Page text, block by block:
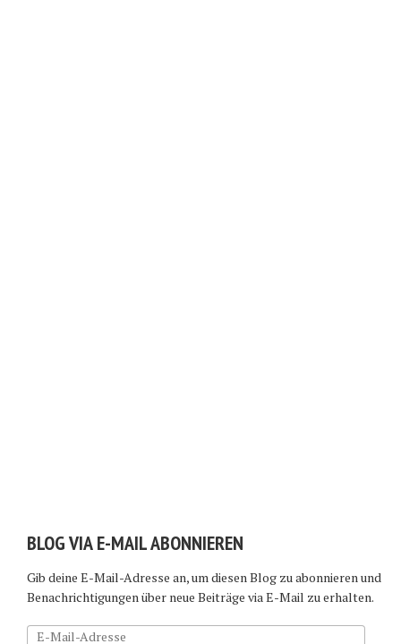
BLOG VIA E-MAIL ABONNIEREN
Gib deine E-Mail-Adresse an, um diesen Blog zu abonnieren und
Benachrichtigungen über neue Beiträge via E-Mail zu erhalten.
E-